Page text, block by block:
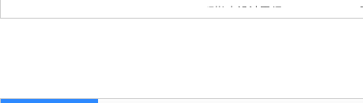
程勘查设计甲级